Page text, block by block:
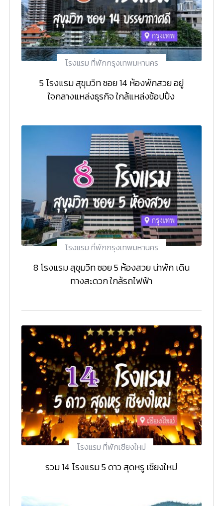
โรงแรม ที่พักกรุงเทพมหานคร
5 โรงแรม สุขุมวิท ซอย 14 ห้องพักสวย อยู่
ใจกลางแหล่งธุรกิจ ใกล้แหล่งช้อปปิ้ง
โรงแรม ที่พักกรุงเทพมหานคร
8 โรงแรม สุขุมวิท ซอย 5 ห้องสวย น่าพัก เดิน
ทางสะดวก ใกล้รถไฟฟ้า
โรงแรม ที่พักเชียงใหม่
รวม 14 โรงแรม 5 ดาว สุดหรู เชียงใหม่